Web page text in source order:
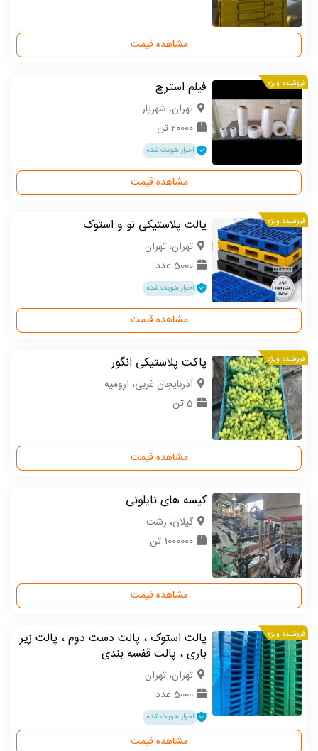
مشاهده قیمت
فروشنده ویژه فیلم استرچ
تهران، شهریار
20000 تن
احراز هویت شده
مشاهده قیمت
فروشنده ویژه پالت پلاستیکی نو و استوک
تهران، تهران
5000 عدد
احراز هویت شده
مشاهده قیمت
فروشنده ویژه پاکت پلاستیکی انگور
آذربایجان غربی، ارومیه
5 تن
مشاهده قیمت
کیسه های نایلونی
گیلان، رشت
1000000 تن
مشاهده قیمت
فروشنده ویژه
پالت استوک ، پالت دست دوم ، پالت زیر
باری ، پالت قفسه بندی
تهران، تهران
5000 عدد
احراز هویت شده
مشاهده قیمت